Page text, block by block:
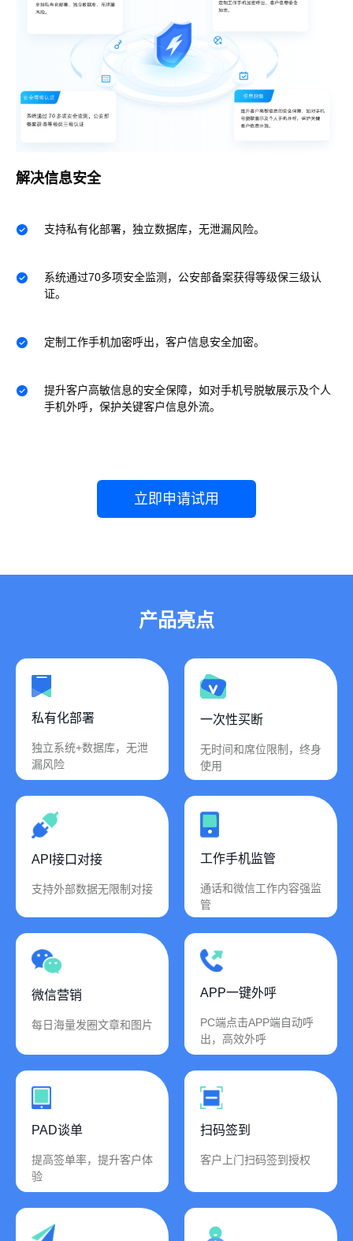
解决信息安全
支持私有化部署，独立数据库，无泄漏风险。
系统通过70多项安全监测，公安部备案获得等级保三级认
证。
定制工作手机加密呼出，客户信息安全加密。
提升客户高敏信息的安全保障，如对手机号脱敏展示及个人
手机外呼，保护关键客户信息外流。
立即申请试用
产品亮点
私有化部署
独立系统+数据库，无泄
漏风险
一次性买断
无时间和席位限制，终身
使用
API接口对接
支持外部数据无限制对接
工作手机监管
通话和微信工作内容强监
管
微信营销
每日海量发圈文章和图片
APP一键外呼
PC端点击APP端自动呼
出，高效外呼
PAD谈单
提高签单率，提升客户体
验
扫码签到
客户上门扫码签到授权